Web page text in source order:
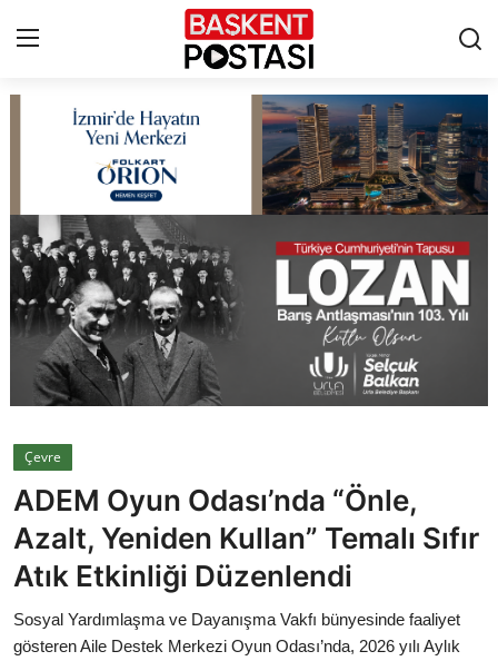
Çerez Politikası
Künye
Ankara
TBMM
Cumhurbaşkanlığı
Bakanlıklar
Siyasi Partiler
Mülki İdare
Çevre
ADEM Oyun Odası’nda “Önle,
Azalt, Yeniden Kullan” Temalı Sıfır
Atık Etkinliği Düzenlendi
Sosyal Yardımlaşma ve Dayanışma Vakfı bünyesinde faaliyet
gösteren Aile Destek Merkezi Oyun Odası’nda, 2026 yılı Aylık